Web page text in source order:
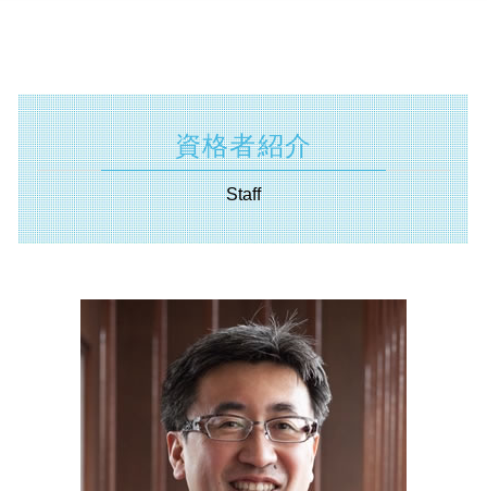
中小会計要領 とは
株式会社 資本金 最低
定款 事業 目的 とは
合同会社 資金調達
決算月 決め方
補助金適化法 とは
キャリアアップ 助成金 とは
業務改善助成金 とは
中小 企業 助成金
事業承継補助金 とは
株式譲渡 手続き
m&a 流れ
企業 提携 とは
自益権 とは
特別 決議
自己 株式 とは
業務 提携 とは
資本 提携 とは
単純承認 とは
公正 証書 遺言
相続 範囲
限定承認 とは
遺産分割協議 とは
相続 兄弟
確定申告 遺産相続
相続 放棄 とは
相続 基礎 控除
相続 埼玉県 相談
認定支援機関 東京都 税理士
事業承継 埼玉県 相談
遺言書 東京都 税理士
相続 川崎市 相談
相続 静岡県 税理士
不動産 相模原市 税理士
補助金申請 相模原市 相談
起業支援 神奈川県 相談
起業支援 横浜市 相談
補助金申請 埼玉県 税理士
助成金申請 東京都 相談
資格者紹介
Staff